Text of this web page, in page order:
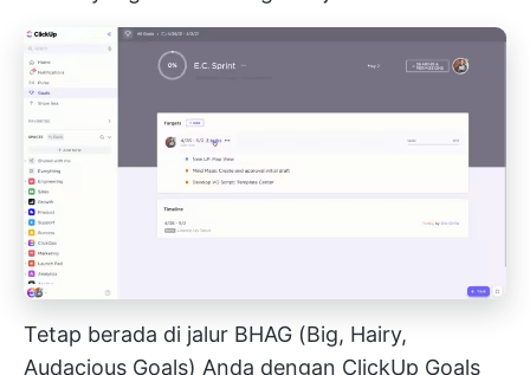
Tetap berada di jalur BHAG (Big, Hairy,
Audacious Goals) Anda dengan ClickUp Goals